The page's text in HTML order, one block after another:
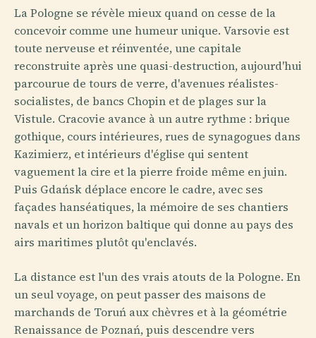
La Pologne se révèle mieux quand on cesse de la
concevoir comme une humeur unique. Varsovie est
toute nerveuse et réinventée, une capitale
reconstruite après une quasi-destruction, aujourd'hui
parcourue de tours de verre, d'avenues réalistes-
socialistes, de bancs Chopin et de plages sur la
Vistule. Cracovie avance à un autre rythme : brique
gothique, cours intérieures, rues de synagogues dans
Kazimierz, et intérieurs d'église qui sentent
vaguement la cire et la pierre froide même en juin.
Puis Gdańsk déplace encore le cadre, avec ses
façades hanséatiques, la mémoire de ses chantiers
navals et un horizon baltique qui donne au pays des
airs maritimes plutôt qu'enclavés.
La distance est l'un des vrais atouts de la Pologne. En
un seul voyage, on peut passer des maisons de
marchands de Toruń aux chèvres et à la géométrie
Renaissance de Poznań, puis descendre vers